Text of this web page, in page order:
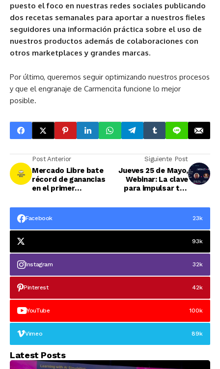
puesto el foco en nuestras redes sociales publicando
dos recetas semanales para aportar a nuestros fieles
seguidores una información práctica sobre el uso de
nuestros productos además de colaboraciones con
otros marketplaces y grandes marcas.
Por último, queremos seguir optimizando nuestros procesos
y que el engranaje de Carmencita funcione lo mejor
posible.
Post Anterior
Mercado Libre bate
récord de ganancias
en el primer
Siguiente Post
Jueves 25 de Mayo,
Webinar: La clave
para impulsar tus
Cloud
Facebook 23k
93k
Instagram 32k
Pinterest 42k
YouTube 100k
Vimeo 89k
Latest Posts